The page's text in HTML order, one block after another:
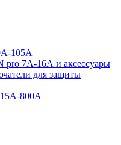
105А
pro 7А-16А и аксессуары
для защиты
800А